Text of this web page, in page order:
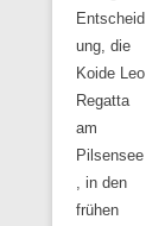
Entscheid
ung, die
Koide Leo
Regatta
am
Pilsensee
, in den
frühen